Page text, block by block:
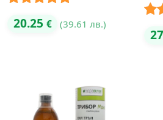
Оценено с
20.25 € (39.61 лв.)